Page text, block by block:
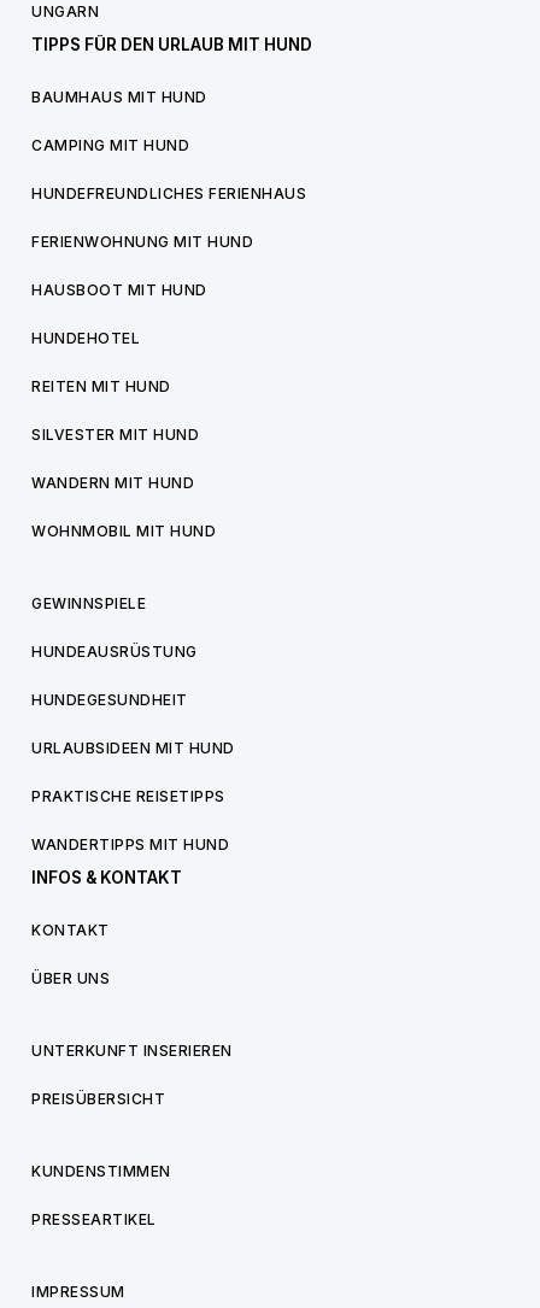
UNGARN
TIPPS FÜR DEN URLAUB MIT HUND
BAUMHAUS MIT HUND
CAMPING MIT HUND
HUNDEFREUNDLICHES FERIENHAUS
FERIENWOHNUNG MIT HUND
HAUSBOOT MIT HUND
HUNDEHOTEL
REITEN MIT HUND
SILVESTER MIT HUND
WANDERN MIT HUND
WOHNMOBIL MIT HUND
GEWINNSPIELE
HUNDEAUSRÜSTUNG
HUNDEGESUNDHEIT
URLAUBSIDEEN MIT HUND
PRAKTISCHE REISETIPPS
WANDERTIPPS MIT HUND
INFOS & KONTAKT
KONTAKT
ÜBER UNS
UNTERKUNFT INSERIEREN
PREISÜBERSICHT
KUNDENSTIMMEN
PRESSEARTIKEL
IMPRESSUM